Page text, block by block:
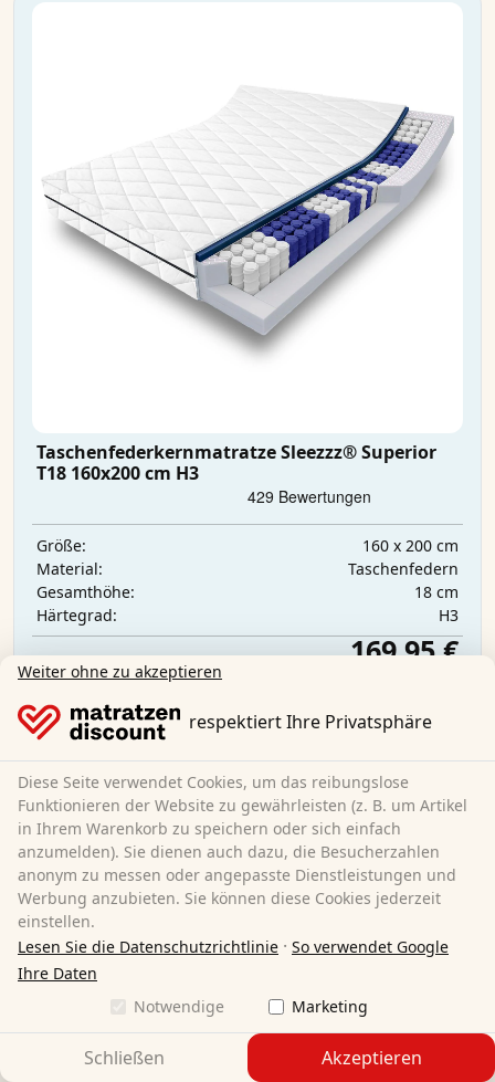
Taschenfederkernmatratze Sleezzz® Superior
T18 160x200 cm H3
Größe:
160 x 200 cm
Material:
Taschenfedern
Gesamthöhe:
18 cm
Härtegrad:
H3
169,95 €
Kostenloser Versand
Mehr erfahren
Weiter ohne zu akzeptieren
respektiert Ihre Privatsphäre
Diese Seite verwendet Cookies, um das reibungslose
Funktionieren der Website zu gewährleisten (z. B. um Artikel
in Ihrem Warenkorb zu speichern oder sich einfach
anzumelden). Sie dienen auch dazu, die Besucherzahlen
anonym zu messen oder angepasste Dienstleistungen und
Werbung anzubieten. Sie können diese Cookies jederzeit
einstellen.
Lesen Sie die Datenschutzrichtlinie · So verwendet Google
Ihre Daten
Notwendige
Marketing
Schließen Akzeptieren